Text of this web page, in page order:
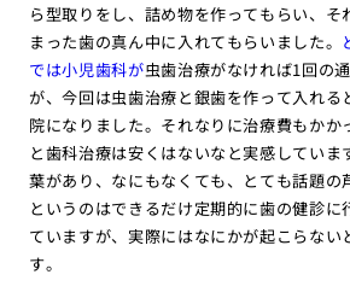
ら型取りをし、詰め物を作ってもらい、そ
まった歯の真ん中に入れてもらいました。
では小児歯科が虫歯治療がなければ1回の
が、今回は虫歯治療と銀歯を作って入れる
院になりました。それなりに治療費もかか
と歯科治療は安くはないなと実感していま
葉があり、なにもなくても、とても話題の
というのはできるだけ定期的に歯の健診に
ていますが、実際にはなにかが起こらない
す。